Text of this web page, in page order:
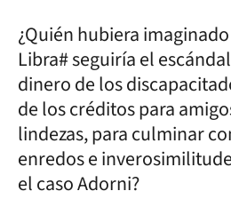
¿Quién hubiera
Libra# seguiría el
dinero de los
de los créditos para
lindezas, para culminar
enredos e
el caso Adorni?